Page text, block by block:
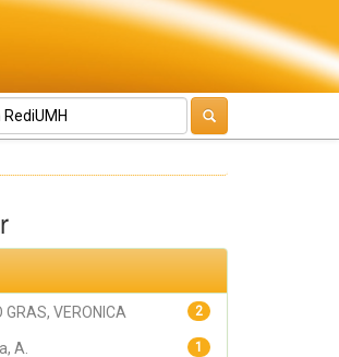
2
GRAS, VERONICA
1
A.